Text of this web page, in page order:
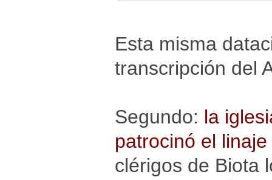
Esta misma
transcripción del
Segundo: la
patrocinó el
clérigos de Biota